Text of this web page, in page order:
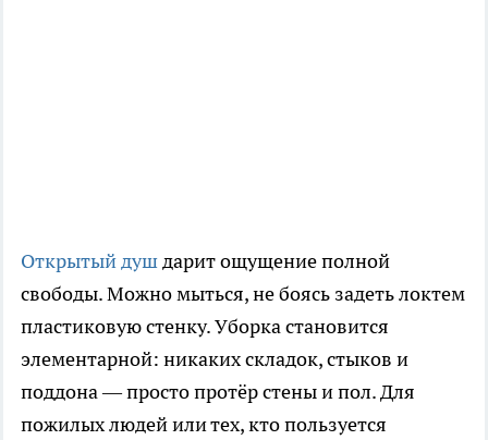
Открытый душдарит ощущение полной
свободы. Можно мыться, не боясь задеть локтем
пластиковую стенку. Уборка становится
элементарной: никаких складок, стыков и
поддона — просто протёр стены и пол. Для
пожилых людей или тех, кто пользуется